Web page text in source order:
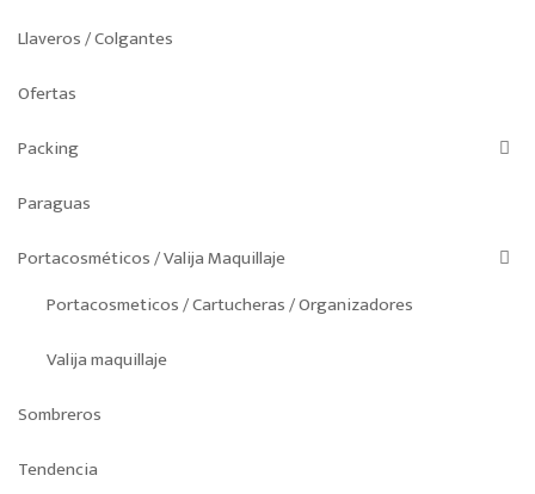
Llaveros / Colgantes
Ofertas
Packing
Paraguas
Portacosméticos / Valija Maquillaje
Portacosmeticos / Cartucheras / Organizadores
Valija maquillaje
Sombreros
Tendencia